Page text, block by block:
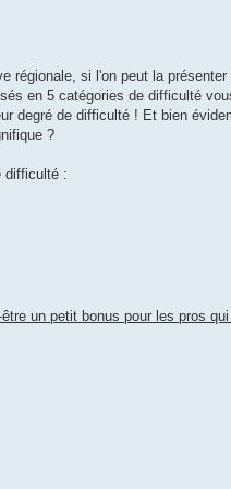
régionale, si l'on peut la présenter
en 5 catégories de difficulté
degré de difficulté ! Et bien
?
difficulté :
un petit bonus pour les pros